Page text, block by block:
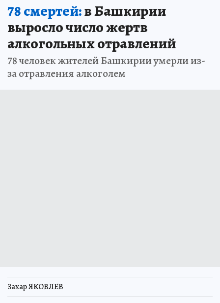
78 смертей:в Башкирии
выросло число жертв
алкогольных отравлений
78 человек жителей Башкирии умерли из-
за отравления алкоголем
Захар ЯКОВЛЕВ